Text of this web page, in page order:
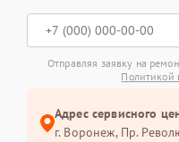
Отправляя заявку на
Политикой
Адрес сервисного
г. Воронеж, Пр.